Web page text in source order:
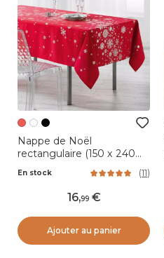
Nappe de Noël
rectangulaire (150 x 240
En stock (11)
16,99
Ajouter au panier